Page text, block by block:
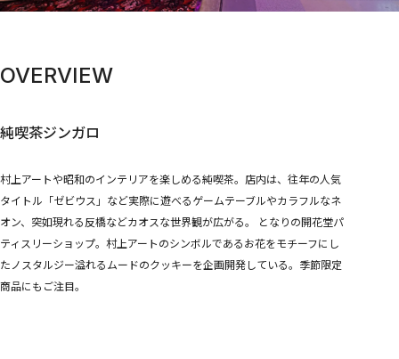
OVERVIEW
純喫茶ジンガロ
村上アートや昭和のインテリアを楽しめる純喫茶。店内は、往年の人気
タイトル「ゼビウス」など実際に遊べるゲームテーブルやカラフルなネ
オン、突如現れる反橋などカオスな世界観が広がる。 となりの開花堂パ
ティスリーショップ。村上アートのシンボルであるお花をモチーフにし
たノスタルジー溢れるムードのクッキーを企画開発している。季節限定
商品にもご注目。
Kaikai Kiki CARD STATION
FILM
EVENTS
GEISAI
DIGITAL
Murakami.Flowers
FLOWER GO WALK
Tonari no Zingaro Online
KaikaiKiki Marketplace
カイカイキキふるさと納税
TRADING CARD